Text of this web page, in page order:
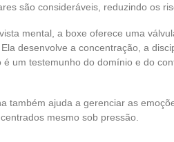
são consideráveis, reduzindo os
mental, a boxe oferece uma
desenvolve a concentração, a
é um testemunho do domínio e do
também ajuda a gerenciar as
mesmo sob pressão.